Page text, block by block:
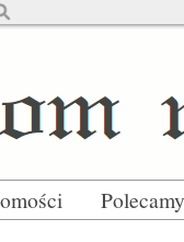
Polecamy